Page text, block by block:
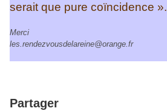
serait que pure coïncidence ».
Merci
les.rendezvousdelareine@orange.fr
Partager